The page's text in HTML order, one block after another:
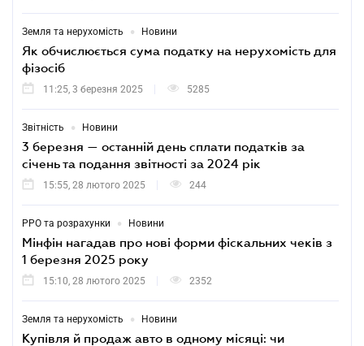
Земля та нерухомість • Новини
Як обчислюється сума податку на нерухомість для
фізосіб
11:25, 3 березня 2025 5285
Звітність • Новини
3 березня — останній день сплати податків за
січень та подання звітності за 2024 рік
15:55, 28 лютого 2025 244
РРО та розрахунки • Новини
Мінфін нагадав про нові форми фіскальних чеків з
1 березня 2025 року
15:10, 28 лютого 2025 2352
Земля та нерухомість • Новини
Купівля й продаж авто в одному місяці: чи